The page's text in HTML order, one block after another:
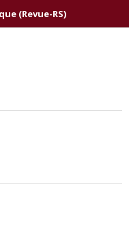
(Revue-RS)